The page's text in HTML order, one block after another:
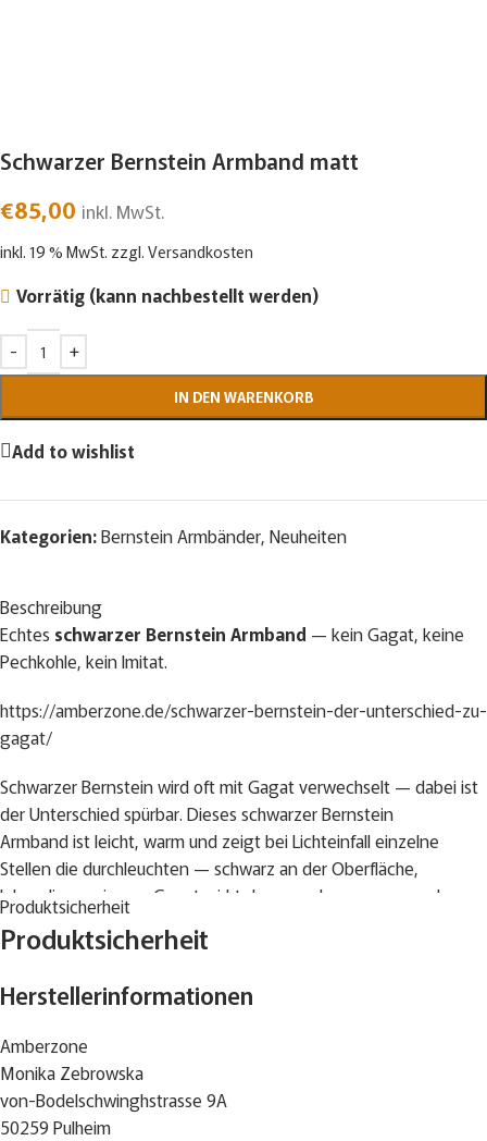
Schwarzer Bernstein Armband matt
€85,00 inkl. MwSt.
inkl. 19 % MwSt. zzgl.Versandkosten
Vorrätig (kann nachbestellt werden)
IN DEN WARENKORB
Add to wishlist
Kategorien:Bernstein Armbänder, Neuheiten
Beschreibung
Echtes schwarzer Bernstein Armband — kein Gagat, keine
Pechkohle, kein Imitat.
https://amberzone.de/schwarzer-bernstein-der-unterschied-zu-
gagat/
Schwarzer Bernstein wird oft mit Gagat verwechselt — dabei ist
der Unterschied spürbar. Dieses schwarzer Bernstein
Armband ist leicht, warm und zeigt bei Lichteinfall einzelne
Stellen die durchleuchten — schwarz an der Oberfläche,
lebendig von innen. Gagat wirkt dagegen homogener und
schwerer.
naturbelassen. Auf elastischem Gummiband gefädelt, liegt es
Handgelenke — kraftvoll im Ausdruck, leicht im Gewicht.
Schwarzer Bernstein ist selten. Genau das macht dieses
Armband besonders.
Produktsicherheit
Produktsicherheit
Herstellerinformationen
Amberzone
Monika Zebrowska
von-Bodelschwinghstrasse 9A
50259 Pulheim